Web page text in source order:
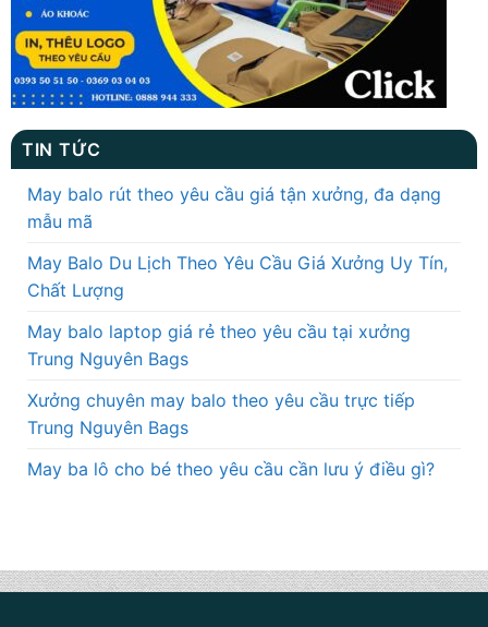
TIN TỨC
May balo rút theo yêu cầu giá tận xưởng, đa dạng
mẫu mã
May Balo Du Lịch Theo Yêu Cầu Giá Xưởng Uy Tín,
Chất Lượng
May balo laptop giá rẻ theo yêu cầu tại xưởng
Trung Nguyên Bags
Xưởng chuyên may balo theo yêu cầu trực tiếp
Trung Nguyên Bags
May ba lô cho bé theo yêu cầu cần lưu ý điều gì?